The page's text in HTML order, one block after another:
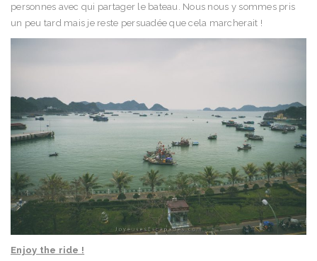
personnes avec qui partager le bateau. Nous nous y sommes pris
un peu tard mais je reste persuadée que cela marcherait !
Enjoy the ride !